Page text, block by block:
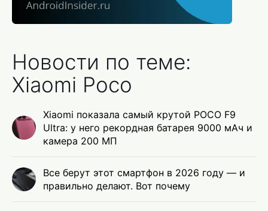
Новости по теме:
Xiaomi Poco
Xiaomi показала самый крутой POCO F9
Ultra: у него рекордная батарея 9000 мАч и
камера 200 МП
Все берут этот смартфон в 2026 году — и
правильно делают. Вот почему